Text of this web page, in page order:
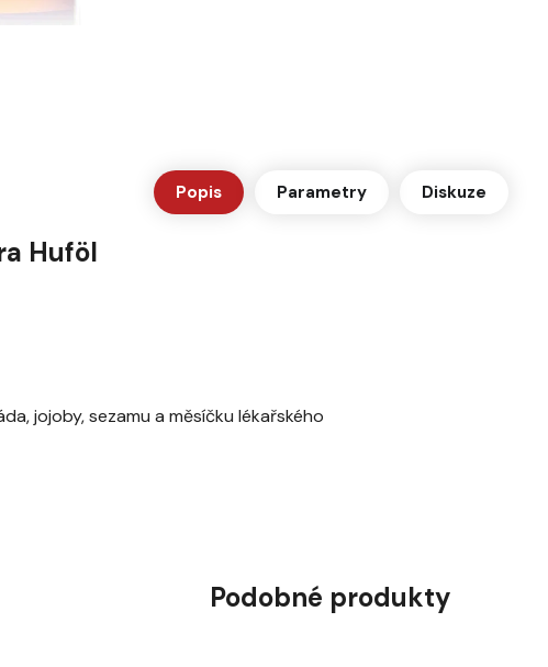
Popis Parametry Diskuze
Huföl
jojoby, sezamu a měsíčku lékařského
Podobné produkty